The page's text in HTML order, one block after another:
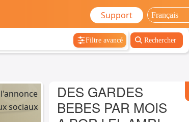
Support
Filtre avancé Rechercher
DES GARDES
BEBES PAR MOIS